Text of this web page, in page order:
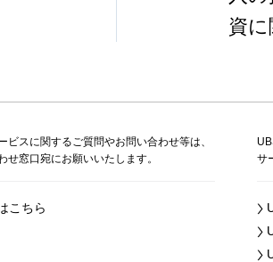
資
ビスに関するご質問やお問い合わせ等は、
せ窓口宛にお願いいたします。
こちら
サ